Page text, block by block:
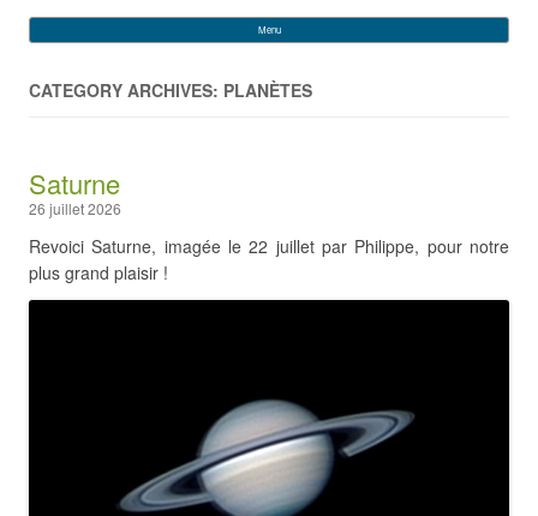
VEGARechercher :
Menu
Skip to content
CATEGORY ARCHIVES: PLANÈTES
Saturne
26 juillet 2026
Revoici Saturne, imagée le 22 juillet par Philippe, pour notre
plus grand plaisir !